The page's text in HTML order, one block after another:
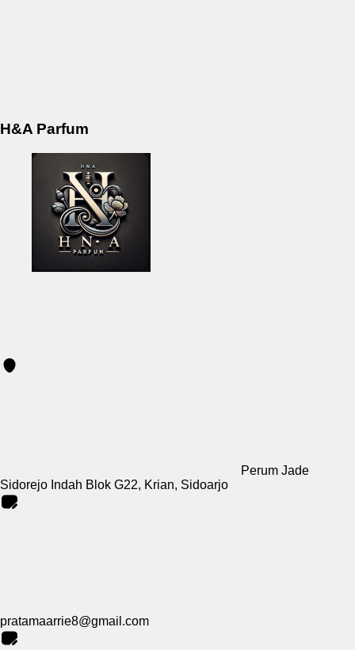
H&A Parfum
Perum Jade
Sidorejo Indah Blok G22, Krian, Sidoarjo
pratamaarrie8@gmail.com